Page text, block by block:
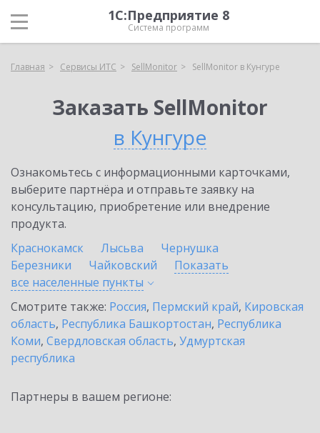
1С:Предприятие 8
Система программ
Главная Сервисы ИТС SellMonitor SellMonitor в Кунгуре
Заказать SellMonitor
в Кунгуре
Ознакомьтесь с информационными карточками,
выберите партнёра и отправьте заявку на
консультацию, приобретение или внедрение
продукта.
Краснокамск
Лысьва
Чернушка
Березники
Чайковский
Показать
все населенные пункты
Смотрите также: Россия, Пермский край, Кировская
область, Республика Башкортостан, Республика
Коми, Свердловская область, Удмуртская
республика
Партнеры в вашем регионе: